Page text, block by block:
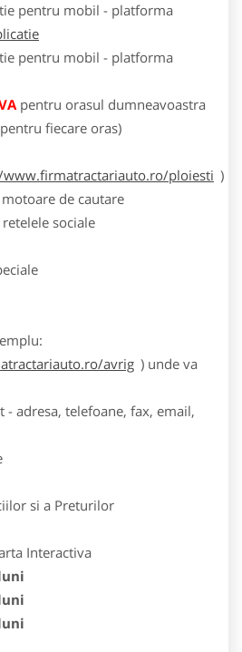
pentru mobil - platforma
pentru mobil - platforma
pentru orasul dumneavoastra
fiecare oras)
ploiesti )
de cautare
sociale
avrig ) unde va
- adresa, telefoane, fax, email,
si a Preturilor
Interactiva